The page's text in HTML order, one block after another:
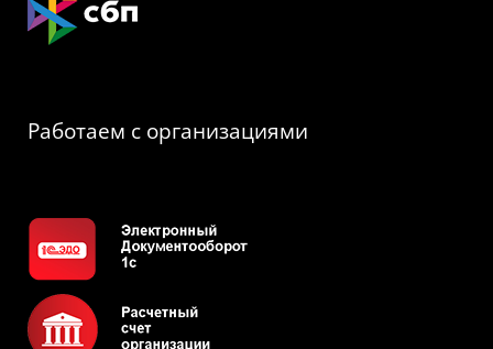
Работаем с организациями